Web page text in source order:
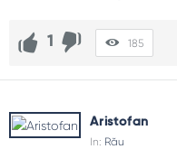
1 185
Aristofan
In: Rău